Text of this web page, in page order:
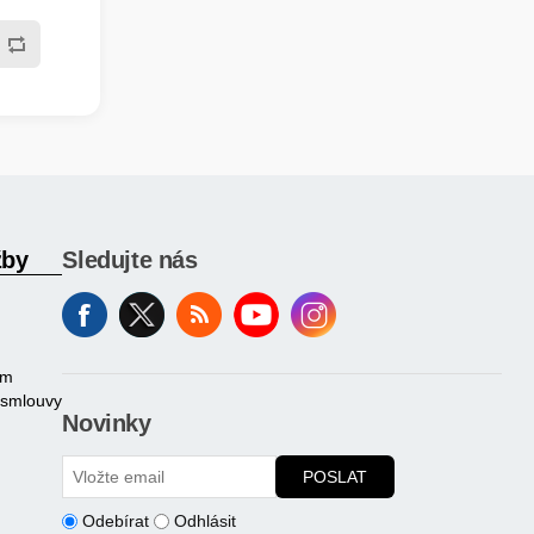
Sledujte nás
Novinky
POSLAT
Odebírat Odhlásit